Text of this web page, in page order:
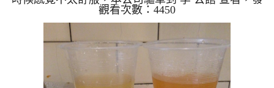
現水管管路中都是密密麻麻的鐵鏽加泥土，本公司架
起 水管清洗機 ，開始 洗水管 ，水龍頭噴出又多又黃
的髒水，髒水上還服有一層油汙，如下圖及影片，李
先生 看到都很訝異， 水管清洗 約兩小時後，本公司
便到頂樓洗水塔，經過驗收後， 出水沒有異物也不
沒顏色了，李先生能正常用水了。 清洗水管, 水管清
洗, 洗水管, 熱水管堵塞, 熱水忽冷忽熱, ...
觀看次數：4450